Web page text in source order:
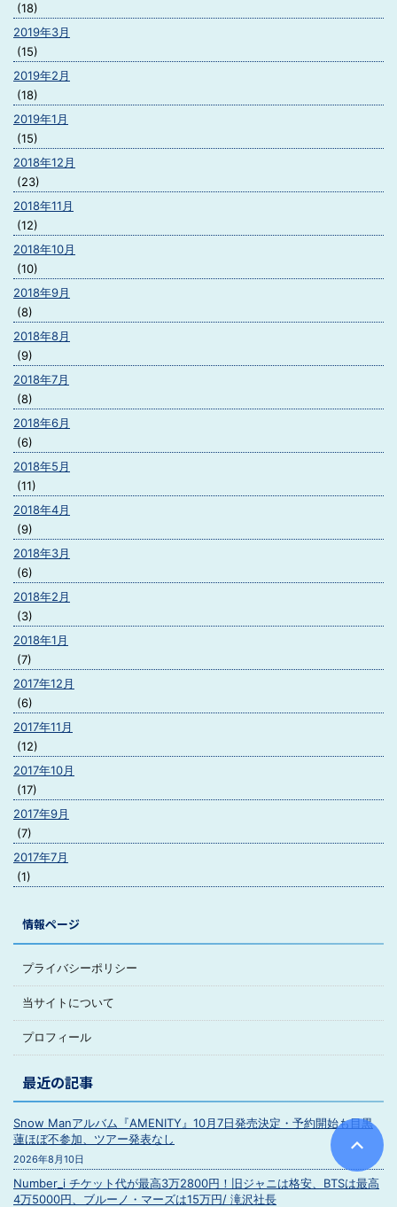
(18)
2019年3月
(15)
2019年2月
(18)
2019年1月
(15)
2018年12月
(23)
2018年11月
(12)
2018年10月
(10)
2018年9月
(8)
2018年8月
(9)
2018年7月
(8)
2018年6月
(6)
2018年5月
(11)
2018年4月
(9)
2018年3月
(6)
2018年2月
(3)
2018年1月
(7)
2017年12月
(6)
2017年11月
(12)
2017年10月
(17)
2017年9月
(7)
2017年7月
(1)
情報ページ
プライバシーポリシー
当サイトについて
プロフィール
最近の記事
Snow Manアルバム『AMENITY』10月7日発売決定・予約開始も目黒
蓮ほぼ不参加、ツアー発表なし
2026年8月10日
Number_i チケット代が最高3万2800円！旧ジャニは格安、BTSは最高
4万5000円、ブルーノ・マーズは15万円/ 滝沢社長